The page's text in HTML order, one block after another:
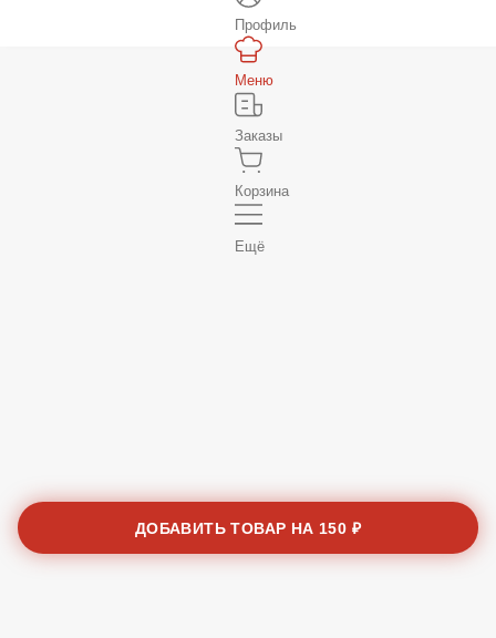
ДОБАВИТЬ ТОВАР НА 150 ₽
Профиль
Меню
Заказы
Корзина
Ещё